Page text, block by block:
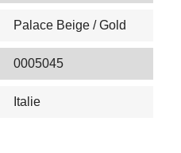
Palace Beige / Gold
0005045
Italie